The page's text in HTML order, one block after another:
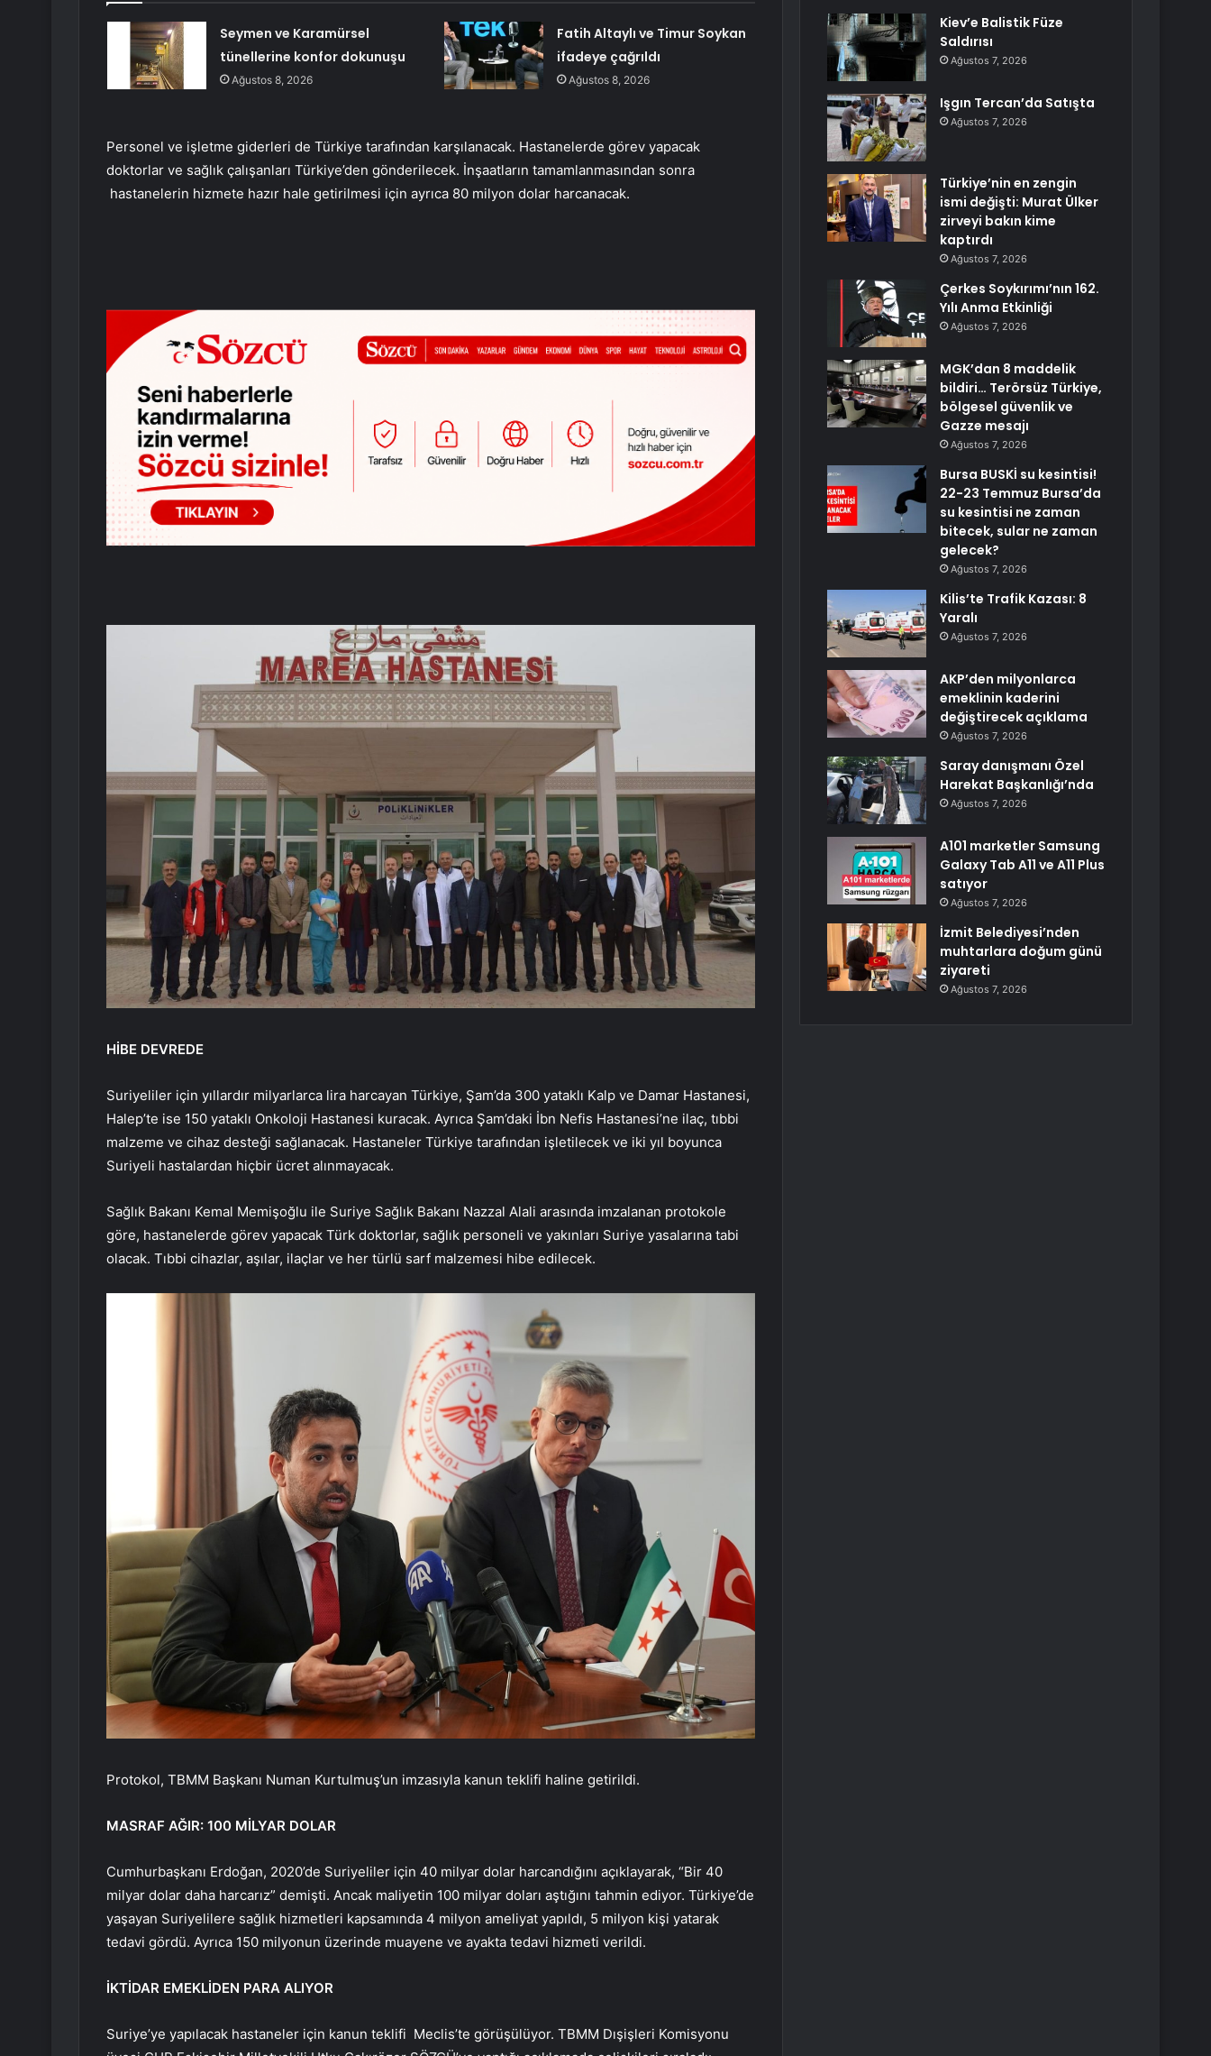
Seymen ve Karamürsel
tünellerine konfor dokunuşu
Ağustos 8, 2026
Fatih Altaylı ve Timur Soykan
ifadeye çağrıldı
Ağustos 8, 2026
Personel ve işletme giderleri de Türkiye tarafından karşılanacak. Hastanelerde görev yapacak
doktorlar ve sağlık çalışanları Türkiye’den gönderilecek. İnşaatların tamamlanmasından sonra
hastanelerin hizmete hazır hale getirilmesi için ayrıca 80 milyon dolar harcanacak.
HİBE DEVREDE
Suriyeliler için yıllardır milyarlarca lira harcayan Türkiye, Şam’da 300 yataklı Kalp ve Damar Hastanesi,
Halep’te ise 150 yataklı Onkoloji Hastanesi kuracak. Ayrıca Şam’daki İbn Nefis Hastanesi’ne ilaç, tıbbi
malzeme ve cihaz desteği sağlanacak. Hastaneler Türkiye tarafından işletilecek ve iki yıl boyunca
Suriyeli hastalardan hiçbir ücret alınmayacak.
Sağlık Bakanı Kemal Memişoğlu ile Suriye Sağlık Bakanı Nazzal Alali arasında imzalanan protokole
göre, hastanelerde görev yapacak Türk doktorlar, sağlık personeli ve yakınları Suriye yasalarına tabi
olacak. Tıbbi cihazlar, aşılar, ilaçlar ve her türlü sarf malzemesi hibe edilecek.
Protokol, TBMM Başkanı Numan Kurtulmuş’un imzasıyla kanun teklifi haline getirildi.
MASRAF AĞIR: 100 MİLYAR DOLAR
Cumhurbaşkanı Erdoğan, 2020’de Suriyeliler için 40 milyar dolar harcandığını açıklayarak, “Bir 40
milyar dolar daha harcarız” demişti. Ancak maliyetin 100 milyar doları aştığını tahmin ediyor. Türkiye’de
yaşayan Suriyelilere sağlık hizmetleri kapsamında 4 milyon ameliyat yapıldı, 5 milyon kişi yatarak
tedavi gördü. Ayrıca 150 milyonun üzerinde muayene ve ayakta tedavi hizmeti verildi.
İKTİDAR EMEKLİDEN PARA ALIYOR
Suriye’ye yapılacak hastaneler için kanun teklifi Meclis’te görüşülüyor. TBMM Dışişleri Komisyonu
Kiev’e Balistik Füze
Saldırısı
Ağustos 7, 2026
Işgın Tercan’da Satışta
Ağustos 7, 2026
Türkiye’nin en zengin
ismi değişti: Murat Ülker
zirveyi bakın kime
kaptırdı
Ağustos 7, 2026
Çerkes Soykırımı’nın 162.
Yılı Anma Etkinliği
Ağustos 7, 2026
MGK’dan 8 maddelik
bildiri… Terörsüz Türkiye,
bölgesel güvenlik ve
Gazze mesajı
Ağustos 7, 2026
Bursa BUSKİ su kesintisi!
22-23 Temmuz Bursa’da
su kesintisi ne zaman
bitecek, sular ne zaman
gelecek?
Ağustos 7, 2026
Kilis’te Trafik Kazası: 8
Yaralı
Ağustos 7, 2026
AKP’den milyonlarca
emeklinin kaderini
değiştirecek açıklama
Ağustos 7, 2026
Saray danışmanı Özel
Harekat Başkanlığı’nda
Ağustos 7, 2026
A101 marketler Samsung
Galaxy Tab A11 ve A11 Plus
satıyor
Ağustos 7, 2026
İzmit Belediyesi’nden
muhtarlara doğum günü
ziyareti
Ağustos 7, 2026